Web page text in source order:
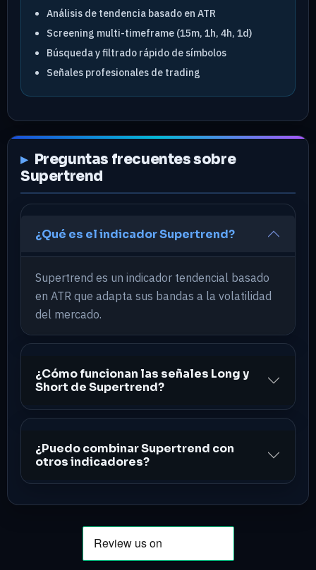
Análisis de tendencia basado en ATR
Screening multi-timeframe (15m, 1h, 4h, 1d)
Búsqueda y filtrado rápido de símbolos
Señales profesionales de trading
Preguntas frecuentes sobre
Supertrend
¿Qué es el indicador Supertrend?
Supertrend es un indicador tendencial basado
en ATR que adapta sus bandas a la volatilidad
del mercado.
¿Cómo funcionan las señales Long y
Short de Supertrend?
¿Puedo combinar Supertrend con
otros indicadores?